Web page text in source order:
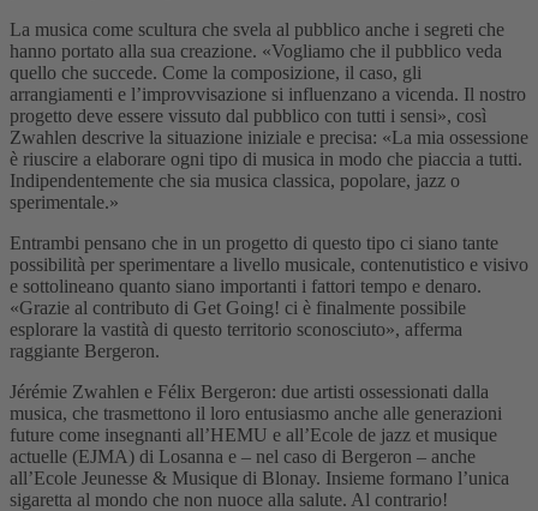
La musica come scultura che svela al pubblico anche i segreti che
hanno portato alla sua creazione. «Vogliamo che il pubblico veda
quello che succede. Come la composizione, il caso, gli
arrangiamenti e l’improvvisazione si influenzano a vicenda. Il nostro
progetto deve essere vissuto dal pubblico con tutti i sensi», così
Zwahlen descrive la situazione iniziale e precisa: «La mia ossessione
è riuscire a elaborare ogni tipo di musica in modo che piaccia a tutti.
Indipendentemente che sia musica classica, popolare, jazz o
sperimentale.»
Entrambi pensano che in un progetto di questo tipo ci siano tante
possibilità per sperimentare a livello musicale, contenutistico e visivo
e sottolineano quanto siano importanti i fattori tempo e denaro.
«Grazie al contributo di Get Going! ci è finalmente possibile
esplorare la vastità di questo territorio sconosciuto», afferma
raggiante Bergeron.
Jérémie Zwahlen e Félix Bergeron: due artisti ossessionati dalla
musica, che trasmettono il loro entusiasmo anche alle generazioni
future come insegnanti all’HEMU e all’Ecole de jazz et musique
actuelle (EJMA) di Losanna e – nel caso di Bergeron – anche
all’Ecole Jeunesse & Musique di Blonay. Insieme formano l’unica
sigaretta al mondo che non nuoce alla salute. Al contrario!